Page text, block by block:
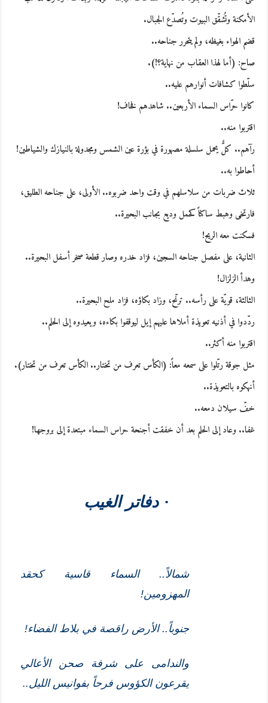
الأمكنة وتُشقّق البيوت وتُصدّع الجبال.
قضم الهواء بغيظه، ولم يتحرر جناحه..
صاح: (أما لهذا العقاب من نهاية؟!).
سلّطوا كشافات أنوارهم عليه..
كانوا حرّاس السماء الأربعين.. شاهدهم فخاف!
اقتربوا منه..
رآهم.. كلٌّ يحمل سلسلة مصهورة في بؤرة عين الشمس ومجدولة بالنيازك والشياطين!
أحاطوا به..
ثلاث ضربات من سلاسلهم في وقت واحد ضربوه.. الأولى، على جناحه الطليق،
فارتخى وهبط ساكناً كحمل وديع بجانب البحيرة..
فسكنت معه الريح!
الثانية، على مفصل جناحه السجين، فزاد خدره وصار قطعة صخر أسفل البحيرة..
وهدأ الزلزال!
الثالثة، قويّة على رأسه.. ترنّح، وزاد بكاؤه، فزاد ملح البحيرة..
ردّدوا في أذنيه تعويذة أملاها عليهم إيل ليوقفوا بكاءه، ويعيدوه إلى الحلم..
اقتربوا منه أكثر..
مثل جوقة رتّلوا على سمعه معاً: (الكأس تعرف من تختار.. الكأس تعرف من تختار).
أنهكوه بالتعويذة..
خفّ سيلان دمعه..
غفا.. وعاد إلى الحلم بعد أن خفقت أجنحة حراس السماء مبتعدة إلى بروجها!
· دفاتر الغيب
شمالاً.. السماء قاسية كحقد
المهزومين!
جنوباً.. الأرض راقصة في بلاط الفضاء!
والندامى على شرفة صحن الأعالي
يقرعون الكؤوس فرحاً بفوانيس الليل..